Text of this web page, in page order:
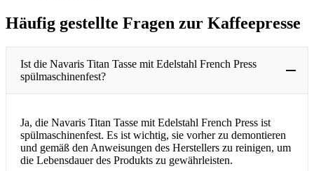
Häufig gestellte Fragen zur Kaffeepresse
Ist die Navaris Titan Tasse mit Edelstahl French Press
spülmaschinenfest?
Ja, die Navaris Titan Tasse mit Edelstahl French Press ist
spülmaschinenfest. Es ist wichtig, sie vorher zu demontieren
und gemäß den Anweisungen des Herstellers zu reinigen, um
die Lebensdauer des Produkts zu gewährleisten.